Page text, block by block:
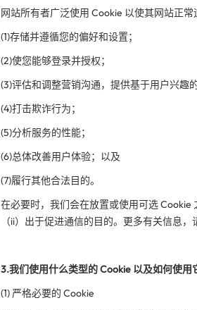
网站所有者广泛使用 Cookie 以使其网站正
(1)存储并遵循您的偏好和设置；
(2)使您能够登录并授权；
(3)评估和调整营销沟通，提供基于用户兴趣的
(4)打击欺诈行为；
(5)分析服务的性能；
(6)总体改善用户体验；以及
(7)履行其他合法目的。
在必要时，我们会在放置或使用可选
（ii）出于促进通信的目的。更多有关信息
3.我们使用什么类型的 Cookie 以及如何使用
(1) 严格必要的 Cookie